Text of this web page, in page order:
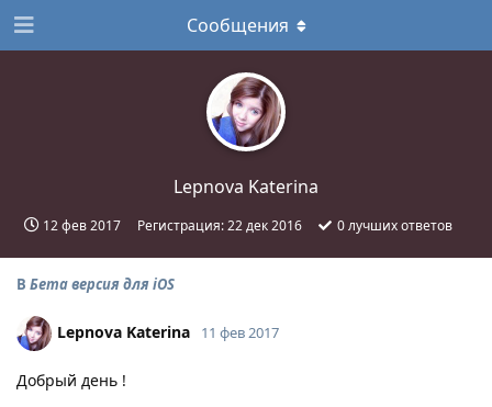
Lepnova Katerina
12 фев 2017 Регистрация:22 дек 2016 0лучших ответов
Сообщения
В Бета версия для iOS
Lepnova Katerina 11 фев 2017
Добрый день !